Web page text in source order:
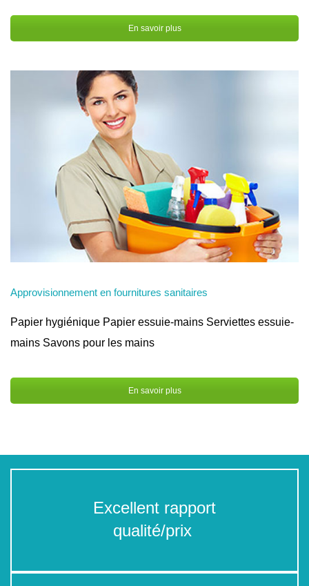
En savoir plus
Approvisionnement en fournitures sanitaires
Papier hygiénique Papier essuie-mains Serviettes essuie-
mains Savons pour les mains
En savoir plus
Excellent rapport
qualité/prix